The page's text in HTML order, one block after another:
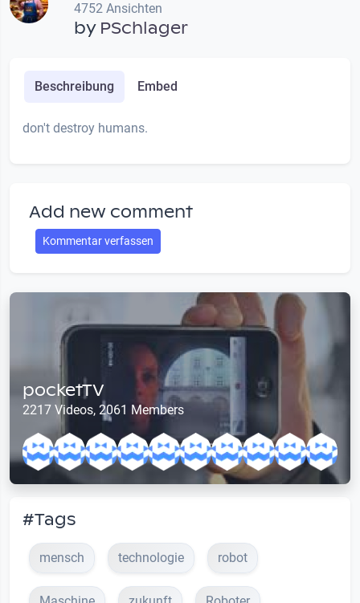
4752 Ansichten
by PSchlager
Beschreibung Embed
don't destroy humans.
Add new comment
Kommentar verfassen
pocketTV
2217 Videos, 2061 Members
#Tags
mensch technologie robot